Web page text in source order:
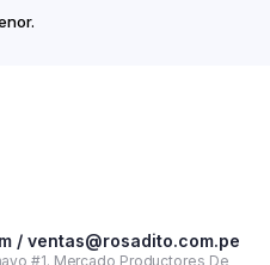
/ ventas@rosadito.com.pe
#1. Mercado Productores De